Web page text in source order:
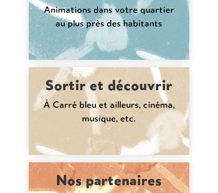
Animations dans votre quartier
au plus près des habitants
Sortir et découvrir
À Carré bleu et ailleurs, cinéma,
musique, etc.
Nos partenaires